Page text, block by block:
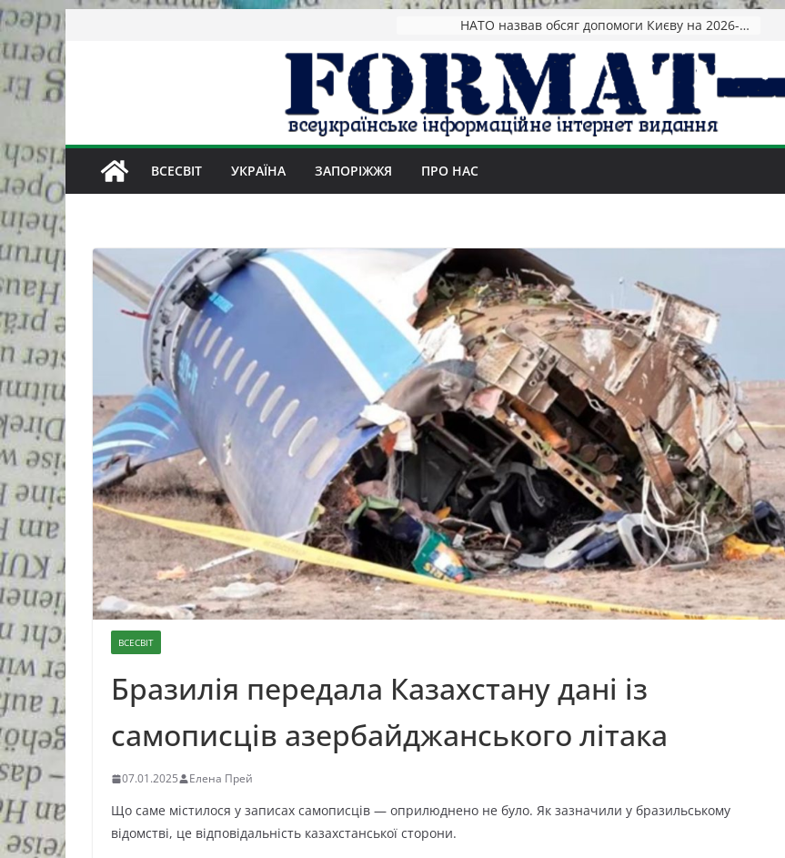
Skip
content
НАТО назвав обсяг допомоги Києву на 2026-2027 роки
ВСЕСВІТ УКРАЇНА ЗАПОРІЖЖЯ ПРО НАС
ВСЕСВІТ
Бразилія передала Казахстану дані із
самописців азербайджанського літака
07.01.2025 Елена Прей
Що саме містилося у записах самописців — оприлюднено не було. Як зазначили у бразильському
відомстві, це відповідальність казахстанської сторони.